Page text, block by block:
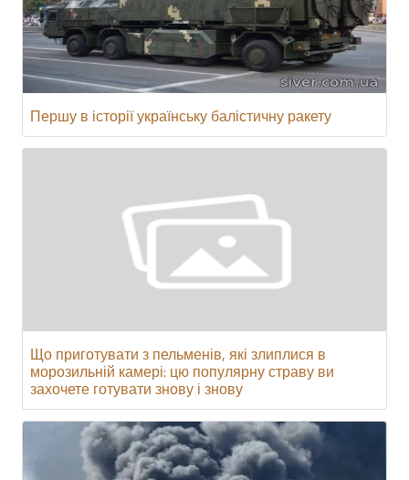
Першу в історії українську балістичну ракету
Що приготувати з пельменів, які злиплися в
морозильній камері: цю популярну страву ви
захочете готувати знову і знову